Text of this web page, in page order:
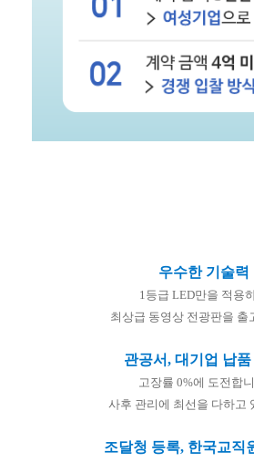
우수한 기술력
1등급 LED만을 적용
최상급 동영상 전광판을 출
관공서, 대기업 납품
고장률 0%에 도전합
사후 관리에 최선을 다하고
조달청 등록, 한국교직